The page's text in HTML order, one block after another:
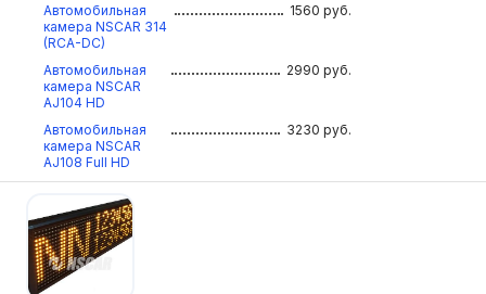
Автомобильная
камера NSCAR 314
(RCA-DC)
1560 руб.
Автомобильная
камера NSCAR
AJ104 HD
2990 руб.
Автомобильная
камера NSCAR
AJ108 Full HD
3230 руб.